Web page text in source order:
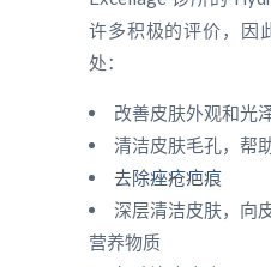
许多积极的评价，因
处：
改善皮肤外观和光
清洁皮肤毛孔，帮
去除痤疮疤痕
深层清洁皮肤，向
营养物质